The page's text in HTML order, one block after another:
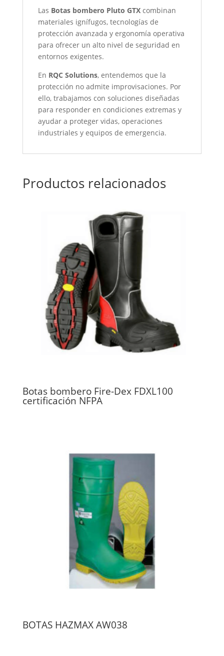
Las Botas bombero Pluto GTXcombinan
materiales ignífugos, tecnologías de
protección avanzada y ergonomía operativa
para ofrecer un alto nivel de seguridad en
entornos exigentes.
En RQC Solutions, entendemos que la
protección no admite improvisaciones. Por
ello, trabajamos con soluciones diseñadas
para responder en condiciones extremas y
ayudar a proteger vidas, operaciones
industriales y equipos de emergencia.
Productos relacionados
Botas bombero Fire-Dex FDXL100
certificación NFPA
BOTAS HAZMAX AW038